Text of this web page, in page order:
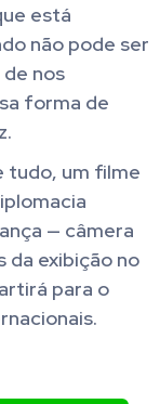
está
não pode ser
nos
forma de
tudo, um filme
— câmera
da exibição no
para o